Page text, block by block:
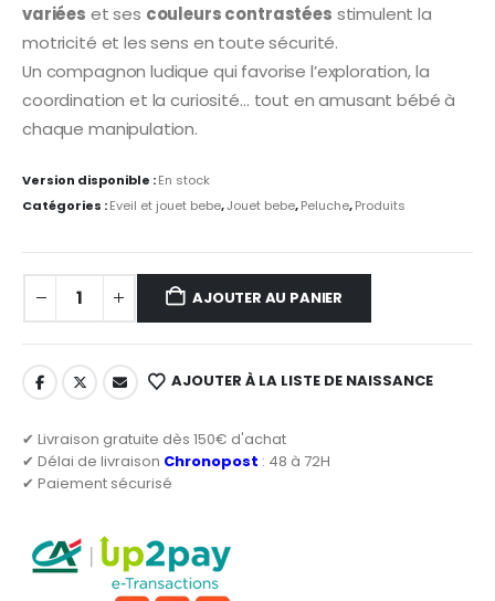
variées et ses couleurs contrastées stimulent la
motricité et les sens en toute sécurité.
Un compagnon ludique qui favorise l’exploration, la
coordination et la curiosité… tout en amusant bébé à
chaque manipulation.
Version disponible :En stock
Catégories :Eveil et jouet bebe,Jouet bebe,Peluche,Produits
AJOUTER AU PANIER
AJOUTER À LA LISTE DE NAISSANCE
✔ Livraison gratuite dès 150€ d'achat
✔ Délai de livraison Chronopost : 48 à 72H
✔ Paiement sécurisé